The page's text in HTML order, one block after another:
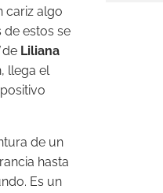
cariz algo
estos se
de Liliana
llega el
de un
hasta
Es un